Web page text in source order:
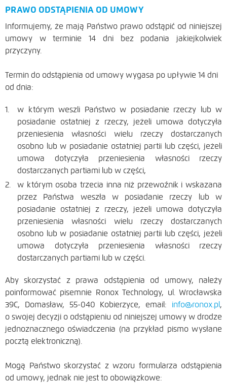
PRAWO ODSTĄPIENIA OD UMOWY
Informujemy, że mają Państwo prawo odstąpić od niniejszej
umowy w terminie 14 dni bez podania jakiejkolwiek
przyczyny.
Termin do odstąpienia od umowy wygasa po upływie 14 dni
od dnia:
w którym weszli Państwo w posiadanie rzeczy lub w
posiadanie ostatniej z rzeczy, jeżeli umowa dotyczyła
przeniesienia własności wielu rzeczy dostarczanych
osobno lub w posiadanie ostatniej partii lub części, jeżeli
umowa dotyczyła przeniesienia własności rzeczy
dostarczanych partiami lub w części,
w którym osoba trzecia inna niż przewoźnik i wskazana
przez Państwa weszła w posiadanie rzeczy lub w
posiadanie ostatniej z rzeczy, jeżeli umowa dotyczyła
przeniesienia własności wielu rzeczy dostarczanych
osobno lub w posiadanie ostatniej partii lub części, jeżeli
umowa dotyczyła przeniesienia własności rzeczy
dostarczanych partiami lub w części.
Aby skorzystać z prawa odstąpienia od umowy, należy
poinformować pisemnie Ronox Technology, ul. Wrocławska
39C, Domasław, 55-040 Kobierzyce, email: info@ronox.pl,
o swojej decyzji o odstąpieniu od niniejszej umowy w drodze
jednoznacznego oświadczenia (na przykład pismo wysłane
pocztą elektroniczną).
Mogą Państwo skorzystać z wzoru formularza odstąpienia
od umowy, jednak nie jest to obowiązkowe: